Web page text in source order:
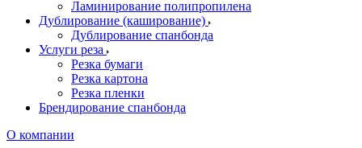
Ламинирование полипропилена
Дублирование (каширование)
Дублирование спанбонда
Услуги реза
Резка бумаги
Резка картона
Резка пленки
Брендирование спанбонда
О компании